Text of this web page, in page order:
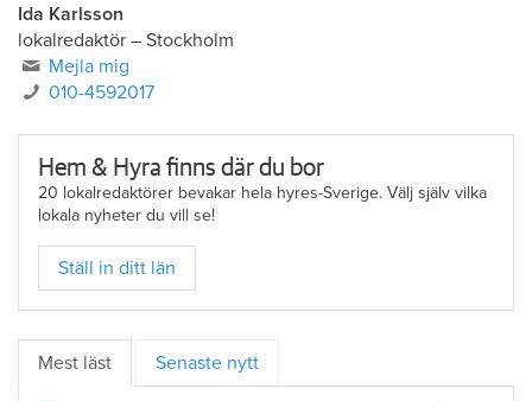
Ida Karlsson
lokalredaktör – Stockholm
Mejla mig
010-4592017
Hem & Hyra finns där du bor
20 lokalredaktörer bevakar hela hyres-Sverige. Välj själv vilka
lokala nyheter du vill se!
Ställ in ditt län
Mest läst Senaste nytt